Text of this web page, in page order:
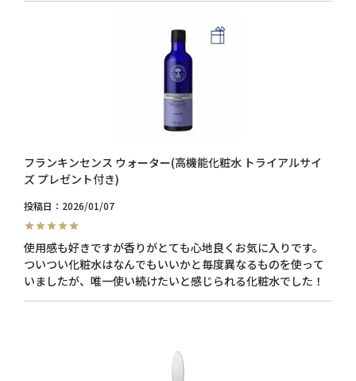
フランキンセンス ウォーター(高機能化粧水 トライアルサイ
ズ プレゼント付き)
投稿日 2026/01/07
使用感も好きですが香りがとても心地良くお気に入りです。
ついつい化粧水はなんでもいいかと毎度異なるものを使って
いましたが、唯一使い続けたいと感じられる化粧水でした！